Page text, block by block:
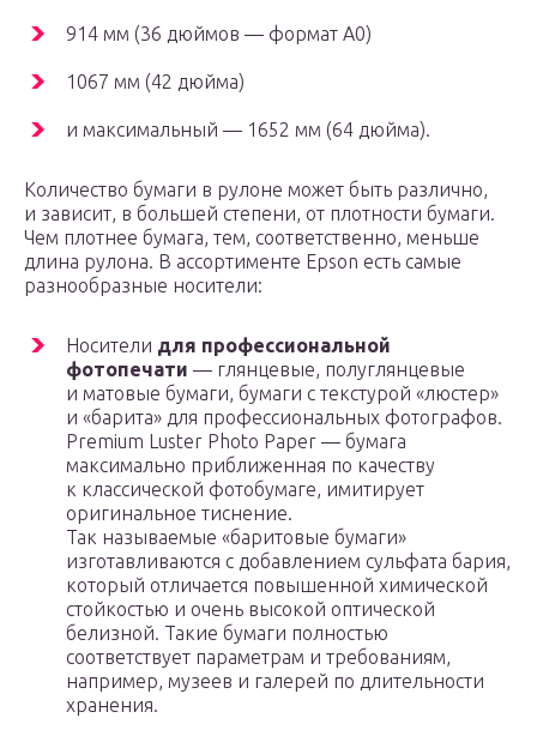
914 мм (36 дюймов — формат А0)
1067 мм (42 дюйма)
и максимальный — 1652 мм (64 дюйма).
Количество бумаги в рулоне может быть различно,
и зависит, в большей степени, от плотности бумаги.
Чем плотнее бумага, тем, соответственно, меньше
длина рулона. В ассортименте Epson есть самые
разнообразные носители:
Носители для профессиональной
фотопечати — глянцевые, полуглянцевые
и матовые бумаги, бумаги с текстурой «люстер»
и «барита» для профессиональных фотографов.
Premium Luster Photo Paper — бумага
максимально приближенная по качеству
к классической фотобумаге, имитирует
оригинальное тиснение.
Так называемые «баритовые бумаги»
изготавливаются с добавлением сульфата бария,
который отличается повышенной химической
стойкостью и очень высокой оптической
белизной. Такие бумаги полностью
соответствует параметрам и требованиям,
например, музеев и галерей по длительности
хранения.